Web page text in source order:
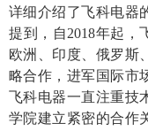
详细介绍了飞科电器
提到，自2018年起，
欧洲、印度、俄罗斯
略合作，进军国际市
飞科电器一直注重技
学院建立紧密的合作